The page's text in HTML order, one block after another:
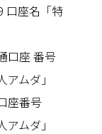
口座名「特
口座 番号
ムダ」
座番号
ムダ」